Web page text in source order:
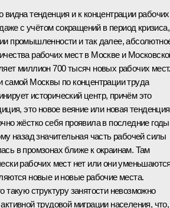
видна тенденция и к концентрации рабочих
с учётом сокращений в период кризиса,
промышленности и так далее,
рабочих мест в Москве и
миллион 700 тысяч новых рабочих мест.
самой Москвы по концентрации труда
исторический центр, причём это
это новое веяние или новая
жёстко себя проявила в последние
назад значительная часть рабочей силы
в промзонах ближе к окраинам. Там
рабочих мест нет или они
новые и новые рабочие места.
такую структуру занятости невозможно
трудовой миграции населения, что,